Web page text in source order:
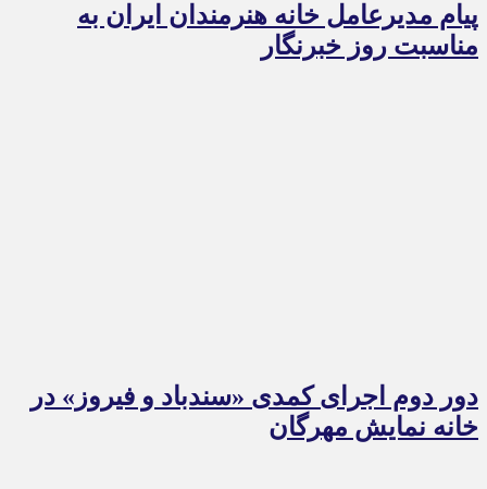
پیام مدیرعامل خانه هنرمندان ایران به
مناسبت روز خبرنگار
دور دوم اجرای کمدی «سندباد و فیروز» در
خانه نمایش مهرگان